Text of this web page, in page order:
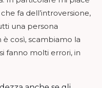
fa dell’introversione,
una persona
così, scambiamo la
fanno molti errori, in